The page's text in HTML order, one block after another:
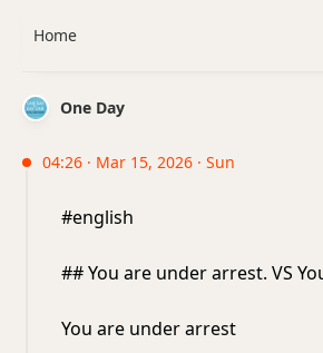
One Day
04:26 · Mar 15, 2026 · Sun
#english
## You are under arrest. VS
You are under arrest
Home